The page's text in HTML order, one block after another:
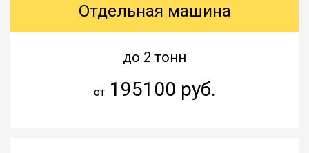
Отдельная машина
до 2 тонн
от195100 руб.